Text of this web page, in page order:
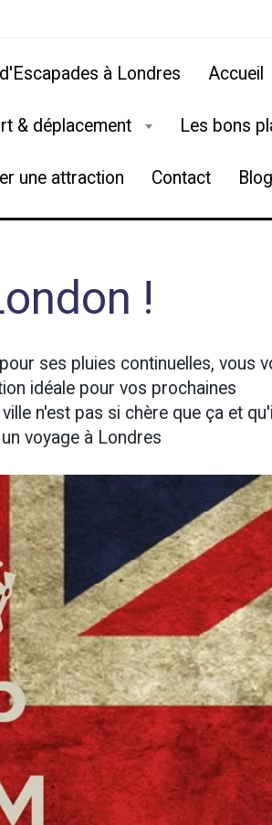
à Londres Accueil
& déplacement Les bons
une attraction Contact
!
ses pluies continuelles, vous
idéale pour vos prochaines
n'est pas si chère que ça et
voyage à Londres